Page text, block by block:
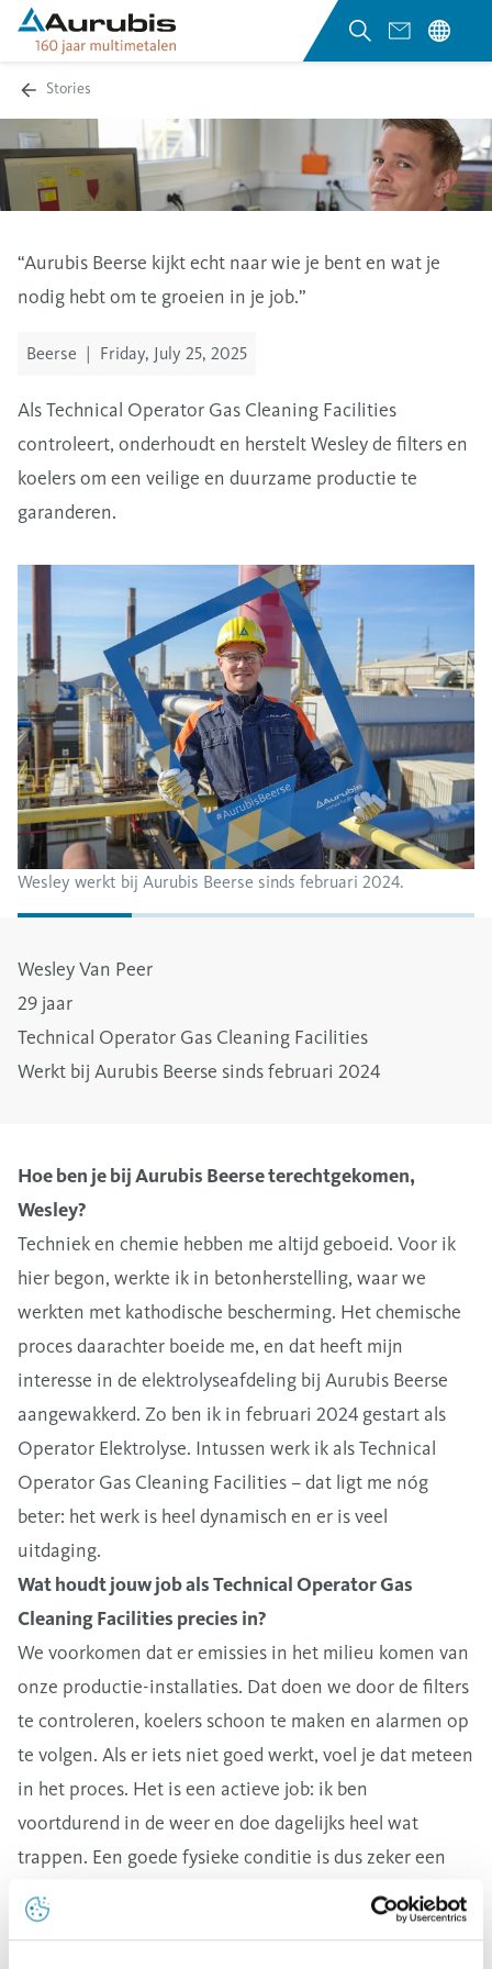
Stories
“Aurubis Beerse kijkt echt naar wie je bent en wat je
nodig hebt om te groeien in je job.”
Beerse | Friday, July 25, 2025
Als Technical Operator Gas Cleaning Facilities
controleert, onderhoudt en herstelt Wesley de filters en
koelers om een veilige en duurzame productie te
garanderen.
Wesley werkt bij Aurubis Beerse sinds februari 2024.
Wesley Van Peer
29 jaar
Technical Operator Gas Cleaning Facilities
Werkt bij Aurubis Beerse sinds februari 2024
Hoe ben je bij Aurubis Beerse terechtgekomen,
Wesley?
Techniek en chemie hebben me altijd geboeid. Voor ik
hier begon, werkte ik in betonherstelling, waar we
werkten met kathodische bescherming. Het chemische
proces daarachter boeide me, en dat heeft mijn
interesse in de elektrolyseafdeling bij Aurubis Beerse
aangewakkerd. Zo ben ik in februari 2024 gestart als
Operator Elektrolyse. Intussen werk ik als Technical
Operator Gas Cleaning Facilities – dat ligt me nóg
beter: het werk is heel dynamisch en er is veel
uitdaging.
Wat houdt jouw job als Technical Operator Gas
Cleaning Facilities precies in?
We voorkomen dat er emissies in het milieu komen van
onze productie-installaties. Dat doen we door de filters
te controleren, koelers schoon te maken en alarmen op
te volgen. Als er iets niet goed werkt, voel je dat meteen
in het proces. Het is een actieve job: ik ben
voortdurend in de weer en doe dagelijks heel wat
trappen. Een goede fysieke conditie is dus zeker een
must!